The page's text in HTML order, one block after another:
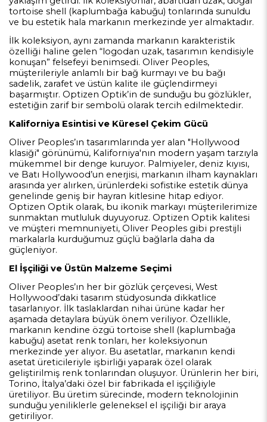
tortoise shell (kaplumbağa kabuğu) tonlarında sunuldu
ve bu estetik hala markanın merkezinde yer almaktadır.
İlk koleksiyon, aynı zamanda markanın karakteristik
özelliği haline gelen “logodan uzak, tasarımın kendisiyle
konuşan” felsefeyi benimsedi. Oliver Peoples,
müşterileriyle anlamlı bir bağ kurmayı ve bu bağı
sadelik, zarafet ve üstün kalite ile güçlendirmeyi
başarmıştır. Optizen Optik’in de sunduğu bu gözlükler,
estetiğin zarif bir sembolü olarak tercih edilmektedir.
Kaliforniya Esintisi ve Küresel Çekim Gücü
Oliver Peoples’ın tasarımlarında yer alan "Hollywood
klasiği" görünümü, Kaliforniya'nın modern yaşam tarzıyla
mükemmel bir denge kuruyor. Palmiyeler, deniz kıyısı,
ve Batı Hollywood’un enerjisi, markanın ilham kaynakları
arasında yer alırken, ürünlerdeki sofistike estetik dünya
genelinde geniş bir hayran kitlesine hitap ediyor.
Optizen Optik olarak, bu ikonik markayı müşterilerimize
sunmaktan mutluluk duyuyoruz. Optizen Optik kalitesi
ve müşteri memnuniyeti, Oliver Peoples gibi prestijli
markalarla kurduğumuz güçlü bağlarla daha da
güçleniyor.
El İşçiliği ve Üstün Malzeme Seçimi
Oliver Peoples’ın her bir gözlük çerçevesi, West
Hollywood’daki tasarım stüdyosunda dikkatlice
tasarlanıyor. İlk taslaklardan nihai ürüne kadar her
aşamada detaylara büyük önem veriliyor. Özellikle,
markanın kendine özgü tortoise shell (kaplumbağa
kabuğu) asetat renk tonları, her koleksiyonun
merkezinde yer alıyor. Bu asetatlar, markanın kendi
asetat üreticileriyle işbirliği yaparak özel olarak
geliştirilmiş renk tonlarından oluşuyor. Ürünlerin her biri,
Torino, İtalya’daki özel bir fabrikada el işçiliğiyle
üretiliyor. Bu üretim sürecinde, modern teknolojinin
sunduğu yeniliklerle geleneksel el işçiliği bir araya
getiriliyor.